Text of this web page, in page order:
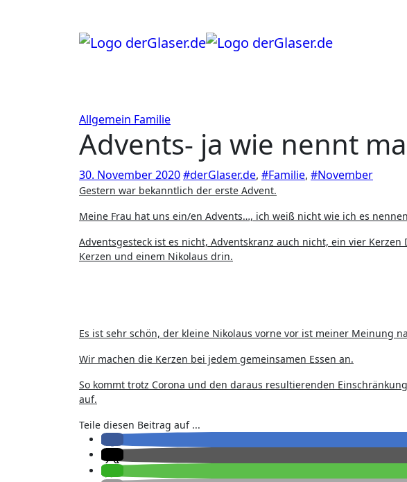
Allgemein Familie
Advents- ja wie nennt
30. November 2020#derGlaser.de, #Familie, #November
Gestern war bekanntlich der erste Advent.
Meine Frau hat uns ein/en Advents…, ich weiß nicht wie ich es
Adventsgesteck ist es nicht, Adventskranz auch nicht, ein vier
Kerzen und einem Nikolaus drin.
Es ist sehr schön, der kleine Nikolaus vorne vor ist meiner Meinung
Wir machen die Kerzen bei jedem gemeinsamen Essen an.
So kommt trotz Corona und den daraus resultierenden
auf.
Teile diesen Beitrag auf ...